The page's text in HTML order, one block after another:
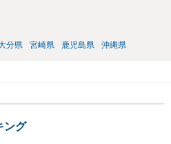
分県 宮崎県 鹿児島県 沖縄県
ング